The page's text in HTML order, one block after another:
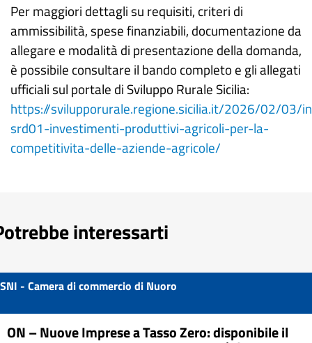
Per maggiori dettagli su requisiti, criteri di
ammissibilità, spese finanziabili, documentazione da
allegare e modalità di presentazione della domanda,
è possibile consultare il bando completo e gli allegati
ufficiali sul portale di Sviluppo Rurale Sicilia:
https://svilupporurale.regione.sicilia.it/2026/02/03/
srd01-investimenti-produttivi-agricoli-per-la-
competitivita-delle-aziende-agricole/
interessarti
SNI - Camera di commercio di Nuoro
ON – Nuove Imprese a Tasso Zero: disponibile il